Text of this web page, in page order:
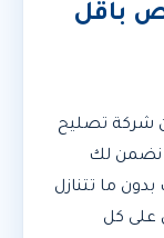
باقل
شركة تصليح
نضمن لك
ما تتنازل
على كل